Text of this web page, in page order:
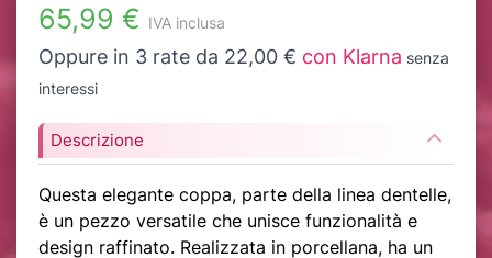
65,99 € IVA inclusa
Oppure in 3 rate da 22,00 € con Klarna senza
interessi
Descrizione
Questa elegante coppa, parte della linea dentelle,
è un pezzo versatile che unisce funzionalità e
design raffinato. Realizzata in porcellana, ha un